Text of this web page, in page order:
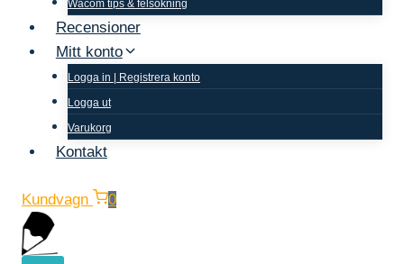
Wacom tips & felsökning
Recensioner
Mitt konto
Logga in | Registrera konto
Logga ut
Varukorg
Kontakt
Kundvagn 0